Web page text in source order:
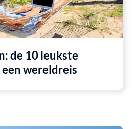
de 10 leukste
wereldreis